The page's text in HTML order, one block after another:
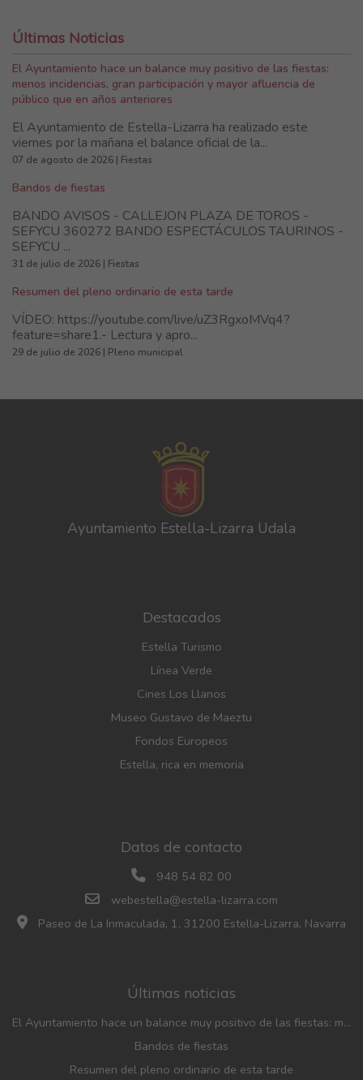
Últimas Noticias
El Ayuntamiento hace un balance muy positivo de las fiestas:
menos incidencias, gran participación y mayor afluencia de
público que en años anteriores
El Ayuntamiento de Estella-Lizarra ha realizado este
viernes por la mañana el balance oficial de la...
07 de agosto de 2026 | Fiestas
Bandos de fiestas
BANDO AVISOS - CALLEJON PLAZA DE TOROS -
SEFYCU 360272 BANDO ESPECTÁCULOS TAURINOS -
SEFYCU ...
31 de julio de 2026 | Fiestas
Resumen del pleno ordinario de esta tarde
VÍDEO: https://youtube.com/live/uZ3RgxoMVq4?
feature=share1.- Lectura y apro...
29 de julio de 2026 | Pleno municipal
Ayuntamiento Estella-Lizarra Udala
Destacados
Estella Turismo
Línea Verde
Cines Los Llanos
Museo Gustavo de Maeztu
Fondos Europeos
Estella, rica en memoria
Datos de contacto
948 54 82 00
webestella@estella-lizarra.com
Paseo de La Inmaculada, 1, 31200 Estella-Lizarra, Navarra
Últimas noticias
El Ayuntamiento hace un balance muy positivo de las fiestas: menos incidencias, gran participación y mayor afluencia de público que en años anteriores
Bandos de fiestas
Resumen del pleno ordinario de esta tarde